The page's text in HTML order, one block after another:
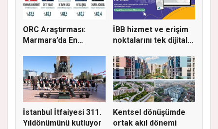
ORC Araştırması:
Marmara’da En
İBB hizmet ve erişim
noktalarını tek dijital...
İstanbul İtfaiyesi 311.
Yıldönümünü kutluyor
Kentsel dönüşümde
ortak akıl dönemi